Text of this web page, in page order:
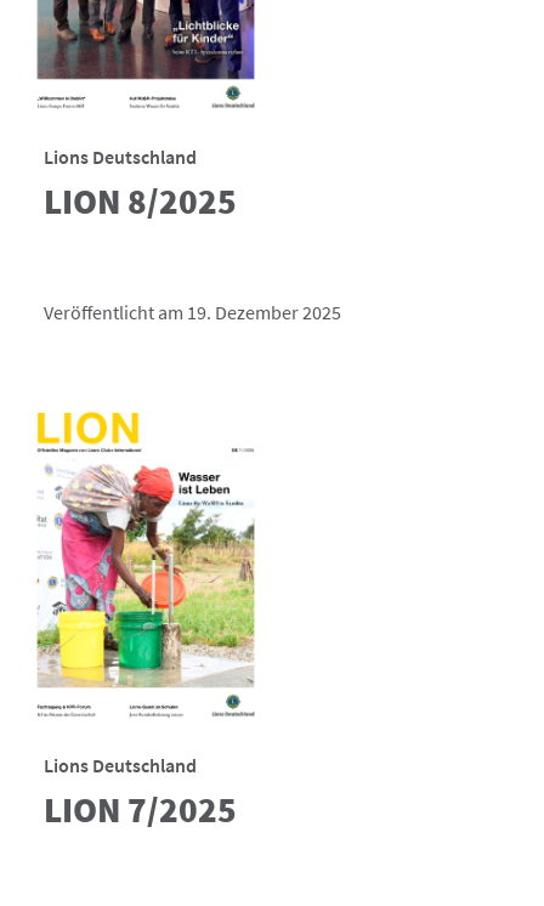
Lions Deutschland
LION 8/2025
Veröffentlicht am 19. Dezember 2025
Lions Deutschland
LION 7/2025